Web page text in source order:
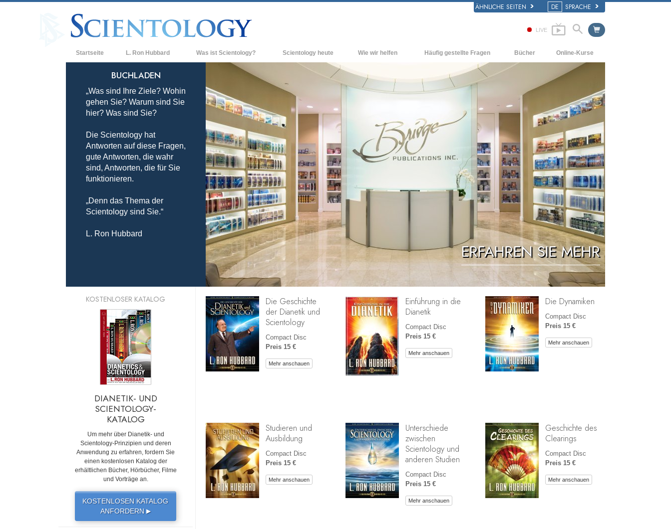
ÄHNLICHE SEITEN DE SPRACHE
LIVE
Startseite L. Ron Hubbard Was ist Scientology?
Anschauungen und Praxis
Scientology Bekenntnisse und Kodizes
Was Scientologen über Scientology
Lernen Sie einen Scientologen kennen
Innerhalb einer Scientology Kirche
Die Grundprinzipien der Scientology
Eine Einführung in die Dianetik
Liebe und Hass – Was ist Größe?
Scientology heute
Neue Scientology Kirchen
Fortgeschrittene Organisationen
Flag Land Base
Freewinds
Scientology für die Welt
David Miscavige - Das kirchliche
Oberhaupt der Scientology
Wie wir helfen Häufig gestellte Fragen
grundlegende Prinzipien
Innerhalb einer Scientology Kirche
Die Organisation der Scientology
Bücher
Einführende Bücher
Hörbücher
Einführungsvorträge
Online-Kurse
Wie man Konflikte löst
Die Dynamiken des Daseins
Die Bestandteile des Verstehens
Lösungen für eine gefährliche Umwelt
Beistände für Krankheiten und
Verletzungen
Integrität und Ehrlichkeit
Die Ehe
Die emotionelle Tonskala
Antworten auf das Drogenproblem
Kinder
Werkzeuge für den Arbeitsplatz
Ethik und die Zustände
Die Ursache von Unterdrückung
Ermittlungen
Die Grundlagen des Organisierens
Die Grundlagen von Public Relations
ERFAHREN SIE MEHR
BUCHLADEN
„Was sind Ihre Ziele? Wohin
gehen Sie? Warum sind Sie
hier? Was sind Sie?
Die Scientology hat
Antworten auf diese Fragen,
gute Antworten, die wahr
sind, Antworten, die für Sie
funktionieren.
„Denn das Thema der
Scientology sind Sie.“
L. Ron Hubbard
Die Geschichte
der Dianetik und
Scientology
Compact Disc
Preis 15 €
Mehr anschauen
Einführung in die
Dianetik
Compact Disc
Preis 15 €
Mehr anschauen
Die Dynamiken
Compact Disc
Preis 15 €
Mehr anschauen
Studieren und
Ausbildung
Compact Disc
Preis 15 €
Mehr anschauen
Unterschiede
zwischen
Scientology und
anderen Studien
Compact Disc
Preis 15 €
Mehr anschauen
Geschichte des
Clearings
Compact Disc
Preis 15 €
Mehr anschauen
KOSTENLOSER KATALOG
DIANETIK- UND
SCIENTOLOGY-
KATALOG
Um mehr über Dianetik- und
Scientology-Prinzipien und deren
Anwendung zu erfahren, fordern Sie
einen kostenlosen Katalog der
erhältlichen Bücher, Hörbücher, Filme
und Vorträge an.
KOSTENLOSEN KATALOG
ANFORDERN ▶